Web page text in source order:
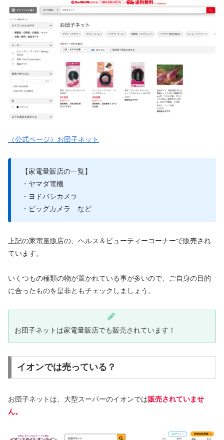
（公式ページ）お団子ネット
【家電量販店の一覧】
・ヤマダ電機
・ヨドバシカメラ
・ビッグカメラ など
上記の家電量販店の、ヘルス＆ビューティーコーナーで販売され
ています。
いくつもの種類の物が置かれている事が多いので、ご自身の目的
に合ったものを是非ともチェックしましょう。
お団子ネットは家電量販店でも販売されています！
イオンでは売っている？
お団子ネットは、大型スーパーのイオンでは販売されていませ
ん。